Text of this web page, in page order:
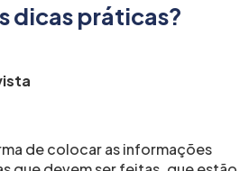
dicas práticas?
de colocar as informações